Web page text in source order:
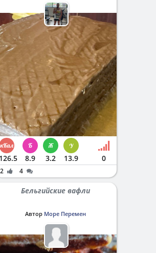
126.5 8.9 3.2 13.9 0
2 4
Бельгийские вафли
Автор Море Перемен